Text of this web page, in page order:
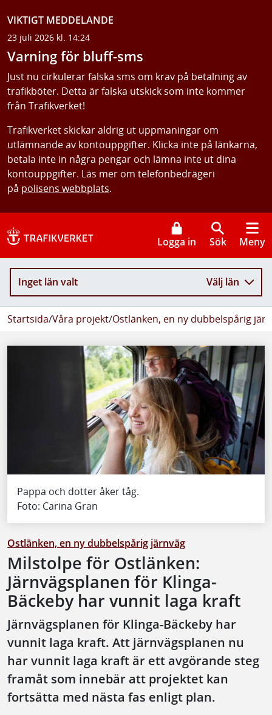
VIKTIGT MEDDELANDE
23 juli 2026 kl. 14:24
Varning för bluff-sms
Just nu cirkulerar falska sms om krav på betalning av
trafikböter. Detta är falska utskick som inte kommer
från Trafikverket!
Trafikverket skickar aldrig ut uppmaningar om
utlämnande av kontouppgifter. Klicka inte på länkarna,
betala inte in några pengar och lämna inte ut dina
kontouppgifter. Läs mer om telefonbedrägeri
på polisens webbplats.
Logga in Sök Meny
Inget län valt Välj län
Startsida/Våra projekt/Ostlänken, en ny dubbelspårig
Pappa och dotter åker tåg.
Foto: Carina Gran
Ostlänken, en ny dubbelspårig järnväg
Milstolpe för Ostlänken:
Järnvägsplanen för Klinga-
Bäckeby har vunnit laga kraft
Järnvägsplanen för Klinga-Bäckeby har
vunnit laga kraft. Att järnvägsplanen nu
har vunnit laga kraft är ett avgörande steg
framåt som innebär att projektet kan
fortsätta med nästa fas enligt plan.